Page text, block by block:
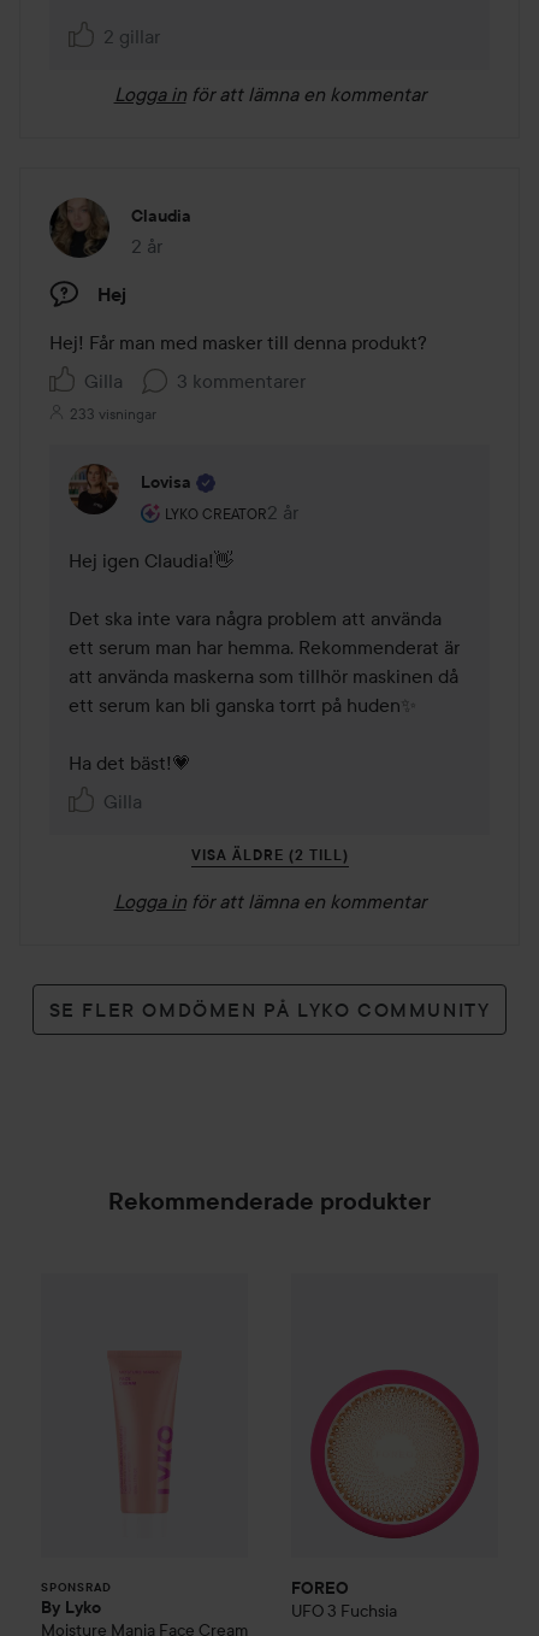
2 gillar
Logga in för att lämna en kommentar
Claudia
2 år
Inlägget skapades 2 år
Hej
Hej! Får man med masker till denna produkt?
Gilla
3 kommentarer
233 visningar
Lovisa
LYKO CREATOR
Användarens roll: Lyko Creator.
2 år
Kommentaren lades 2 år
Hej igen Claudia!👋
Det ska inte vara några problem att använda
ett serum man har hemma. Rekommenderat är
att använda maskerna som tillhör maskinen då
ett serum kan bli ganska torrt på huden✨
Ha det bäst!💗
Gilla
VISA ÄLDRE (2 TILL)
Logga in för att lämna en kommentar
SE FLER OMDÖMEN PÅ LYKO COMMUNITY
Rekommenderade produkter
SPONSRAD
By Lyko
Moisture Mania Face Cream
FOREO
UFO 3 Fuchsia